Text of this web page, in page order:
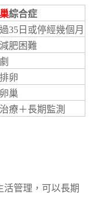
綜合症
35日或停經幾個月
肥困難
卵
巢
療＋長期監測
活管理，可以長期